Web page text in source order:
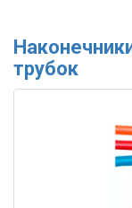
трубок